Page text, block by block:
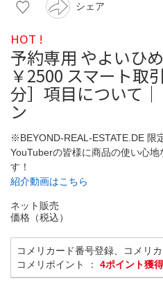
シェア
HOT !
予約専用 やよいひ
￥2500 スマート取
分］項目について
ン
※BEYOND-REAL-ESTATE.DE 限
YouTuberの皆様に商品の使い心
す！
紹介動画はこちら
ネット販売
価格（税込）
コメリカード番号登録、コメリ
コメリポイント ： 4ポイント獲得